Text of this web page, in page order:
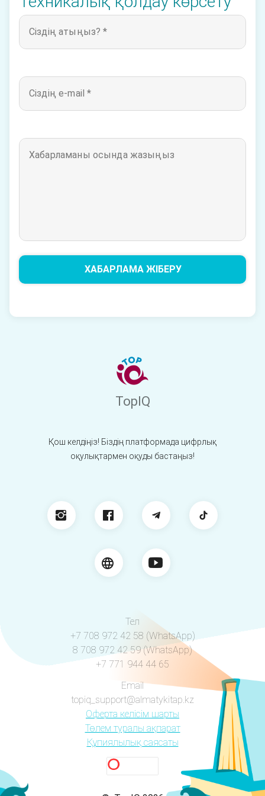
TopIQ
Қош келдіңіз! Біздің платформада цифрлық
оқулықтармен оқуды бастаңыз!
Тел
+7 708 972 42 58 (WhatsApp)
8 708 972 42 59 (WhatsApp)
+7 771 944 44 65
Email
topiq_support@almatykitap.kz
Оферта келісім шарты
Төлем туралы ақпарат
Құпиялылық саясаты
Сіздің атыңыз? *
Сіздің e-mail *
Хабарламаны осында жазыңыз
ХАБАРЛАМА ЖІБЕРУ